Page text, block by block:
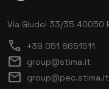
Via Giudei 33/35 40050
call +39 051 8651511
mail group@stima.it
mail group@pec.stima.it